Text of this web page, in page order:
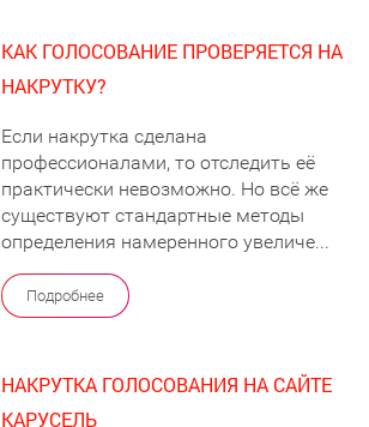
КАК ГОЛОСОВАНИЕ ПРОВЕРЯЕТСЯ НА
НАКРУТКУ?
Если накрутка сделана
профессионалами, то отследить её
практически невозможно. Но всё же
существуют стандартные методы
определения намеренного увеличе...
Подробнее
НАКРУТКА ГОЛОСОВАНИЯ НА САЙТЕ
КАРУСЕЛЬ